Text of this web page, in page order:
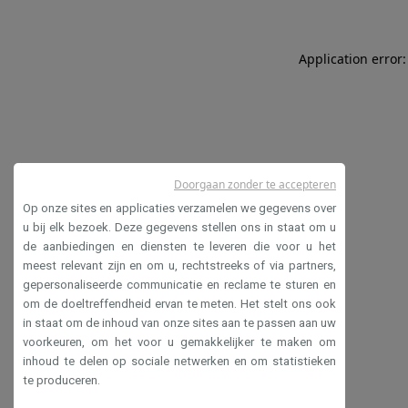
Application
Op onze sites en applicaties verzamelen we gegevens over
u bij elk bezoek. Deze gegevens stellen ons in staat om u
de aanbiedingen en diensten te leveren die voor u het
meest relevant zijn en om u, rechtstreeks of via partners,
gepersonaliseerde communicatie en reclame te sturen en
om de doeltreffendheid ervan te meten. Het stelt ons ook
in staat om de inhoud van onze sites aan te passen aan uw
voorkeuren, om het voor u gemakkelijker te maken om
inhoud te delen op sociale netwerken en om statistieken
te produceren.
Doorgaan zonder te accepteren